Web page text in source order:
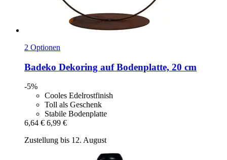
2 Optionen
Badeko Dekoring auf Bodenplatte, 20 cm
-5%
Cooles Edelrostfinish
Toll als Geschenk
Stabile Bodenplatte
6,64 € 6,99 €
Zustellung bis 12. August